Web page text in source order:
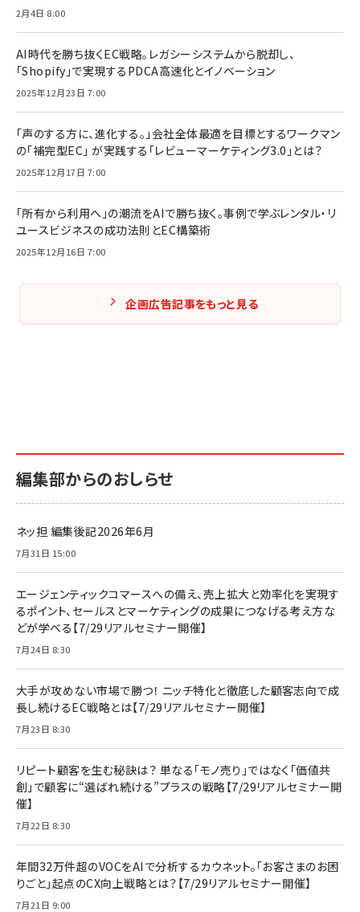
2月4日 8:00
AI時代を勝ち抜くEC戦略。レガシーシステムから脱却し、
「Shopify」で実現するPDCA高速化とイノベーション
2025年12月23日 7:00
「声のする方に、進化する。」会社全体最適を目標とするワークマン
の「補完型EC」 が実践する「レビューマーケティング3.0」とは？
2025年12月17日 7:00
「所有から利用へ」の潮流をAIで勝ち抜く。事例で学ぶレンタル・リ
ユースビジネスの成功法則とEC構築術
2025年12月16日 7:00
企画広告記事をもっと見る
編集部からのおしらせ
ネッ担 編集後記2026年6月
7月31日 15:00
エージェンティックコマースへの備え、売上拡大と効率化を実現す
るポイント、セールスとマーケティングの成果につなげる考え方な
どが学べる【7/29リアルセミナー開催】
7月24日 8:30
大手が攻めない市場で勝つ！ ニッチ特化と徹底した顧客志向で成
長し続けるEC戦略とは【7/29リアルセミナー開催】
7月23日 8:30
リピート顧客を生む秘訣は？ 単なる「モノ売り」ではなく「価値共
創」で顧客に“選ばれ続ける”プラスの戦略【7/29リアルセミナー開
催】
7月22日 8:30
年間32万件超のVOCをAIで分析するカウネット。「お客さまのお困
りごと」起点のCX向上戦略とは？【7/29リアルセミナー開催】
7月21日 9:00